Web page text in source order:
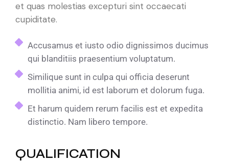
et quas molestias excepturi sint occaecati
cupiditate.
Accusamus et iusto odio dignissimos ducimus
qui blanditiis praesentium voluptatum.
Similique sunt in culpa qui officia deserunt
mollitia animi, id est laborum et dolorum fuga.
Et harum quidem rerum facilis est et expedita
distinctio. Nam libero tempore.
QUALIFICATION